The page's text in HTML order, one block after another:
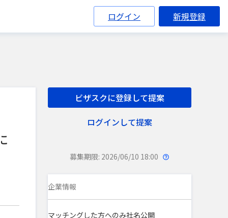
ログイン 新規登録
ビザスクに登録して提案
ログインして提案
募集期限: 2026/06/10 18:00
企業情報
マッチングした方へのみ社名公開